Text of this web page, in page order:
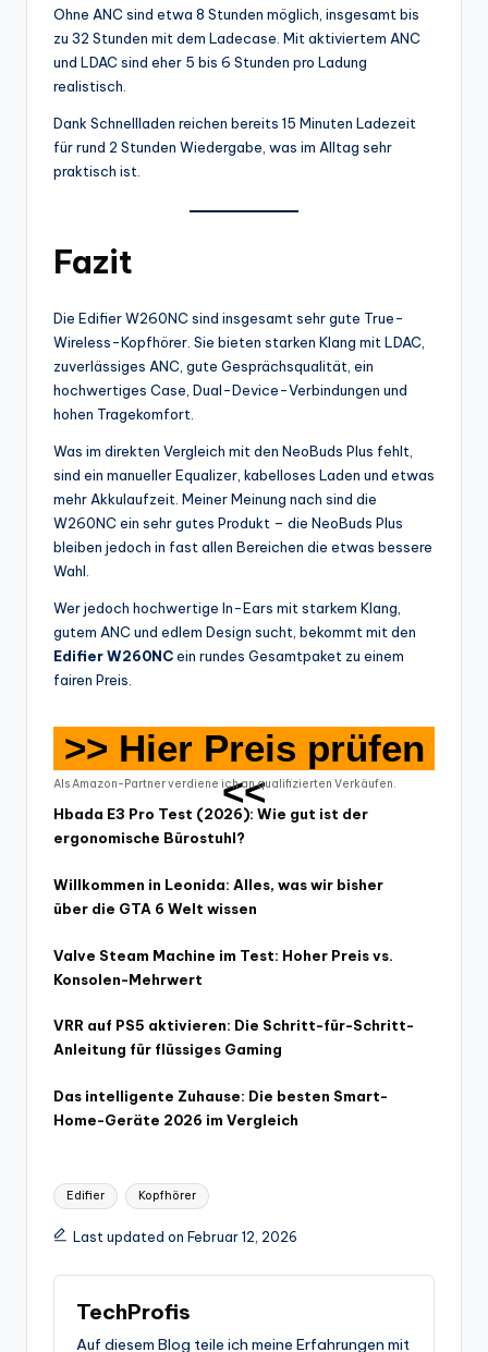
Ohne ANC sind etwa 8 Stunden möglich, insgesamt bis
zu 32 Stunden mit dem Ladecase. Mit aktiviertem ANC
und LDAC sind eher 5 bis 6 Stunden pro Ladung
realistisch.
Dank Schnellladen reichen bereits 15 Minuten Ladezeit
für rund 2 Stunden Wiedergabe, was im Alltag sehr
praktisch ist.
Fazit
Die Edifier W260NC sind insgesamt sehr gute True-
Wireless-Kopfhörer. Sie bieten starken Klang mit LDAC,
zuverlässiges ANC, gute Gesprächsqualität, ein
hochwertiges Case, Dual-Device-Verbindungen und
hohen Tragekomfort.
Was im direkten Vergleich mit den NeoBuds Plus fehlt,
sind ein manueller Equalizer, kabelloses Laden und etwas
mehr Akkulaufzeit. Meiner Meinung nach sind die
W260NC ein sehr gutes Produkt – die NeoBuds Plus
bleiben jedoch in fast allen Bereichen die etwas bessere
Wahl.
Wer jedoch hochwertige In-Ears mit starkem Klang,
gutem ANC und edlem Design sucht, bekommt mit den
Edifier W260NCein rundes Gesamtpaket zu einem
fairen Preis.
>> Hier Preis prüfen
<<
Als Amazon-Partner verdiene ich an qualifizierten Verkäufen.
Hbada E3 Pro Test (2026): Wie gut ist der
ergonomische Bürostuhl?
Willkommen in Leonida: Alles, was wir bisher
über die GTA 6 Welt wissen
Valve Steam Machine im Test: Hoher Preis vs.
Konsolen-Mehrwert
VRR auf PS5 aktivieren: Die Schritt-für-Schritt-
Anleitung für flüssiges Gaming
Das intelligente Zuhause: Die besten Smart-
Home-Geräte 2026 im Vergleich
Tags:
Edifier Kopfhörer
Last updated on Februar 12, 2026
TechProfis
Auf diesem Blog teile ich meine Erfahrungen mit